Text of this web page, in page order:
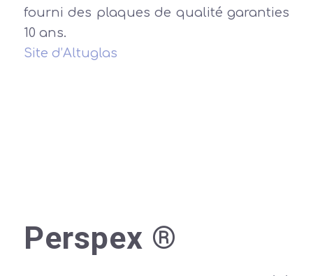
fourni des plaques de qualité garanties
10 ans.
Site d’Altuglas
Perspex ®